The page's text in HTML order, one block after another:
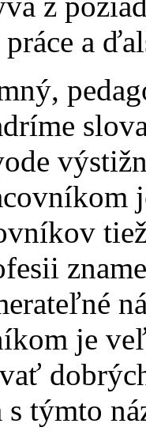
a
je
s týmto